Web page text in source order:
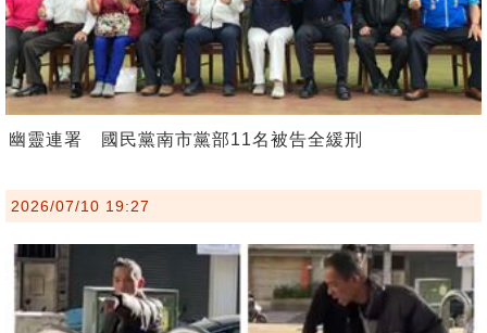
幽靈連署 國民黨南市黨部11名被告全緩刑
2026/07/10 19:27